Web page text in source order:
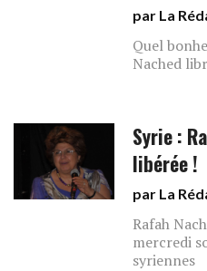
par La
Quel
Nached
Syrie :
libérée !
par La
Rafah
mercredi
syriennes